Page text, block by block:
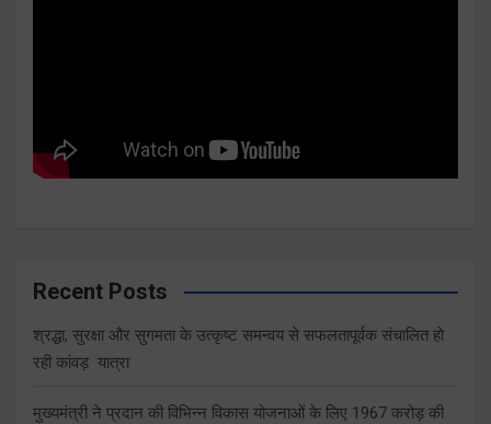
Recent Posts
श्रद्धा, सुरक्षा और सुगमता के उत्कृष्ट समन्वय से सफलतापूर्वक संचालित हो
रही कांवड़ यात्रा
मुख्यमंत्री ने प्रदान की विभिन्न विकास योजनाओं के लिए 1967 करोड़ की